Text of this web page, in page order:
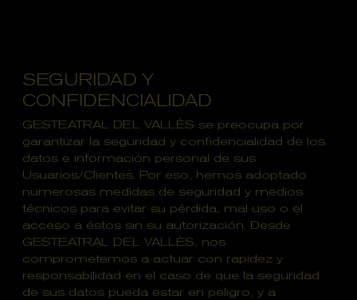
SEGURIDAD Y
CONFIDENCIALIDAD
GESTEATRAL DEL VALLÈS se preocupa por
garantizar la seguridad y confidencialidad de los
datos e información personal de sus
Usuarios/Clientes. Por eso, hemos adoptado
numerosas medidas de seguridad y medios
técnicos para evitar su pérdida, mal uso o el
acceso a éstos sin su autorización. Desde
GESTEATRAL DEL VALLÈS, nos
comprometemos a actuar con rapidez y
responsabilidad en el caso de que la seguridad
de sus datos pueda estar en peligro, y a